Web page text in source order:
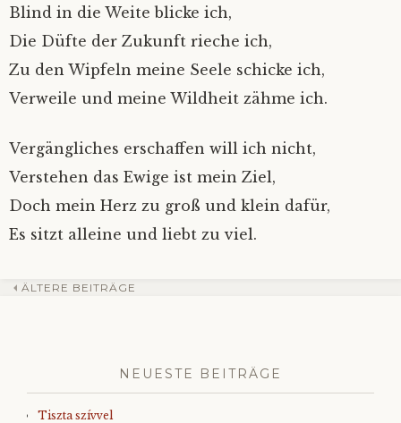
Blind in die Weite blicke ich,
Die Düfte der Zukunft rieche ich,
Zu den Wipfeln meine Seele schicke ich,
Verweile und meine Wildheit zähme ich.
Vergängliches erschaffen will ich nicht,
Verstehen das Ewige ist mein Ziel,
Doch mein Herz zu groß und klein dafür,
Es sitzt alleine und liebt zu viel.
Beitrags-
Navigation
ÄLTERE BEITRÄGE
NEUESTE BEITRÄGE
Tiszta szívvel